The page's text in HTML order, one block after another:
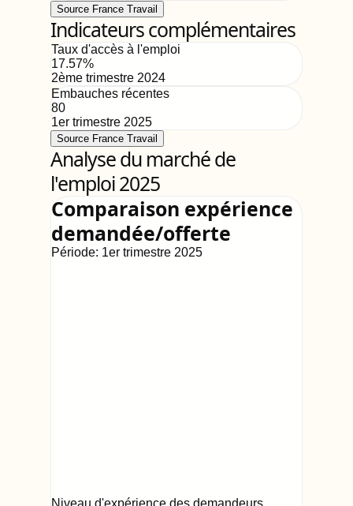
Source France Travail
Indicateurs complémentaires
Taux d'accès à l'emploi
17.57%
2ème trimestre 2024
Embauches récentes
80
1er trimestre 2025
Source France Travail
Analyse du marché de
l'emploi 2025
Comparaison expérience
demandée/offerte
Période: 1er trimestre 2025
Niveau d'expérience des demandeurs